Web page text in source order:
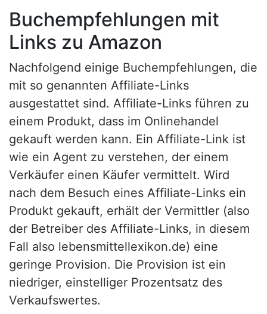
Buchempfehlungen mit
Links zu Amazon
Nachfolgend einige Buchempfehlungen, die
mit so genannten Affiliate-Links
ausgestattet sind. Affiliate-Links führen zu
einem Produkt, dass im Onlinehandel
gekauft werden kann. Ein Affiliate-Link ist
wie ein Agent zu verstehen, der einem
Verkäufer einen Käufer vermittelt. Wird
nach dem Besuch eines Affiliate-Links ein
Produkt gekauft, erhält der Vermittler (also
der Betreiber des Affiliate-Links, in diesem
Fall also lebensmittellexikon.de) eine
geringe Provision. Die Provision ist ein
niedriger, einstelliger Prozentsatz des
Verkaufswertes.